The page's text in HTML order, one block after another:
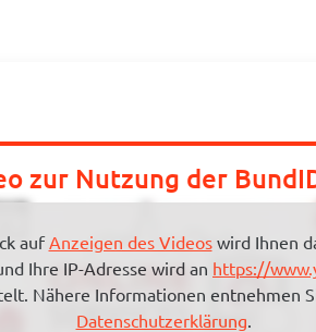
zur Nutzung der
aufAnzeigen des Videoswird Ihnen
Ihre IP-Adresse wird an https://
Nähere Informationen entnehmen
Datenschutzerklärung.